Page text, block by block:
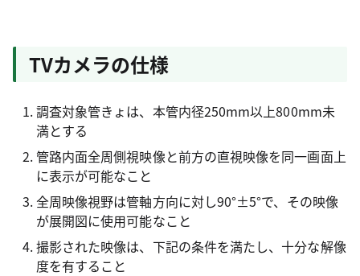
TVカメラの仕様
調査対象管きょは、本管内径250mm以上800mm未
満とする
管路内面全周側視映像と前方の直視映像を同一画面上
に表示が可能なこと
全周映像視野は管軸方向に対し90°±5°で、その映像
が展開図に使用可能なこと
撮影された映像は、下記の条件を満たし、十分な解像
度を有すること